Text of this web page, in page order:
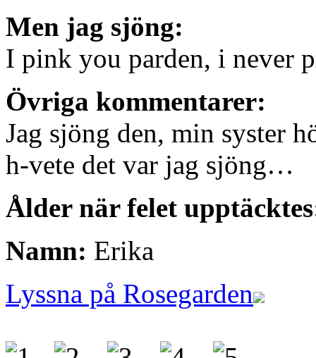
Men jag sjöng:
I pink you parden, i never
Övriga kommentarer:
Jag sjöng den, min syster
h-vete det var jag sjöng…
Ålder när felet
Namn: Erika
Lyssna på Rosegarden